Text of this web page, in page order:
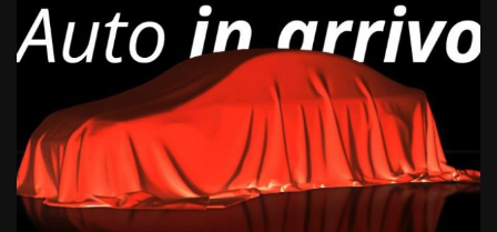
NOLEGGIO BREVE TERMINE
CONTATTI